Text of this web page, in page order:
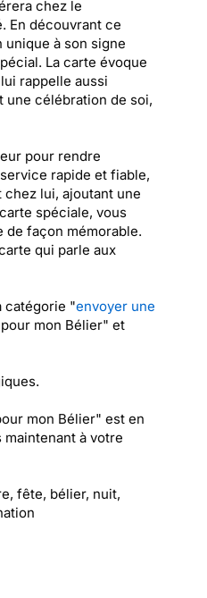
chez le
En découvrant ce
à son signe
La carte évoque
rappelle aussi
une célébration de soi,
pour rendre
rapide et fiable,
lui, ajoutant une
spéciale, vous
de façon mémorable.
qui parle aux
catégorie "envoyer une
mon Bélier" et
mon Bélier" est en
à votre
fête, bélier, nuit,